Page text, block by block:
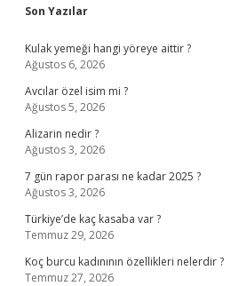
Sidebar
Son Yazılar
Kulak yemeği hangi yöreye aittir ?
Ağustos 6, 2026
Avcılar özel isim mi ?
Ağustos 5, 2026
Alizarin nedir ?
Ağustos 3, 2026
7 gün rapor parası ne kadar 2025 ?
Ağustos 3, 2026
Türkiye’de kaç kasaba var ?
Temmuz 29, 2026
Koç burcu kadınının özellikleri nelerdir ?
Temmuz 27, 2026